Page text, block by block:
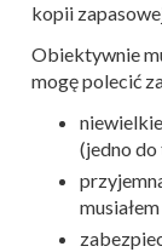
kopii
Obiektywnie
mogę polecić
(jedno